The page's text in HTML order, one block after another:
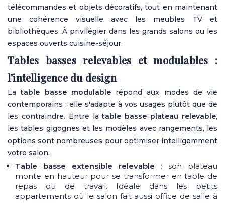
télécommandes et objets décoratifs, tout en maintenant
une cohérence visuelle avec les meubles TV et
bibliothèques. À privilégier dans les grands salons ou les
espaces ouverts cuisine-séjour.
Tables basses relevables et modulables :
l'intelligence du design
Latable basse modulablerépond aux modes de vie
contemporains : elle s'adapte à vos usages plutôt que de
les contraindre. Entre latable basse plateau relevable,
les tables gigognes et les modèles avec rangements, les
options sont nombreuses pour optimiser intelligemment
votre salon.
Table basse extensible relevable : son plateau
monte en hauteur pour se transformer en table de
repas ou de travail. Idéale dans les petits
appartements où le salon fait aussi office de salle à